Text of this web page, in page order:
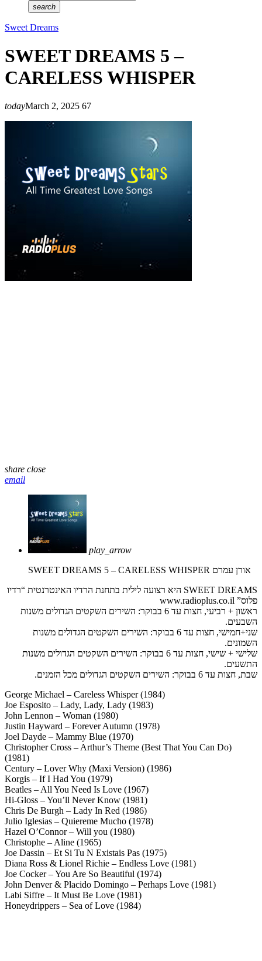
search
Sweet Dreams
SWEET DREAMS 5 –
CARELESS WHISPER
todayMarch 2, 2025 67
share close
email
play_arrow
SWEET DREAMS 5 – CARELESS WHISPER אורן עמרם
SWEET DREAMS היא רצועה לילית בתחנת הרדיו האינטרנטית “רדיו
פלוס” www.radioplus.co.il
ראשון + רביעי, חצות עד 6 בבוקר: השירים השקטים הגדולים משנות
השבעים.
שני+חמישי, חצות עד 6 בבוקר: השירים השקטים הגדולים משנות
השמונים.
שלישי + שישי, חצות עד 6 בבוקר: השירים השקטים הגדולים משנות
התשעים.
שבת, חצות עד 6 בבוקר: השירים השקטים הגדולים מכל הזמנים.
George Michael – Careless Whisper (1984)
Joe Esposito – Lady, Lady, Lady (1983)
John Lennon – Woman (1980)
Justin Hayward – Forever Autumn (1978)
Joel Dayde – Mammy Blue (1970)
Christopher Cross – Arthur’s Theme (Best That You Can Do)
(1981)
Century – Lover Why (Maxi Version) (1986)
Korgis – If I Had You (1979)
Beatles – All You Need Is Love (1967)
Hi-Gloss – You’ll Never Know (1981)
Chris De Burgh – Lady In Red (1986)
Julio Iglesias – Quiereme Mucho (1978)
Hazel O’Connor – Will you (1980)
Christophe – Aline (1965)
Joe Dassin – Et Si Tu N Existais Pas (1975)
Diana Ross & Lionel Richie – Endless Love (1981)
Joe Cocker – You Are So Beautiful (1974)
John Denver & Placido Domingo – Perhaps Love (1981)
Labi Siffre – It Must Be Love (1981)
Honeydrippers – Sea of Love (1984)